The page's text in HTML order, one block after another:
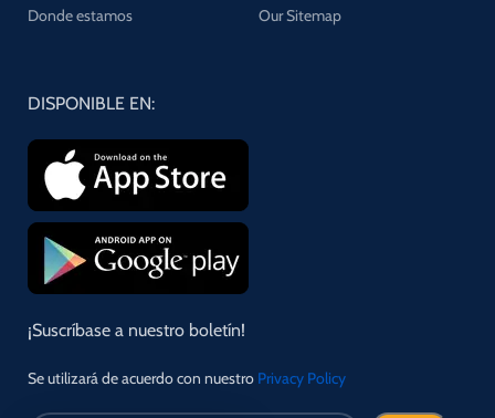
Donde estamos
Our Sitemap
DISPONIBLE EN:
¡Suscríbase a nuestro boletín!
Se utilizará de acuerdo con nuestro Privacy Policy